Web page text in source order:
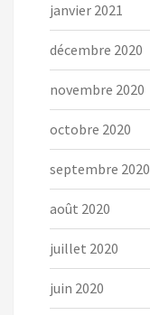
janvier 2021
décembre 2020
novembre 2020
octobre 2020
septembre 2020
août 2020
juillet 2020
juin 2020